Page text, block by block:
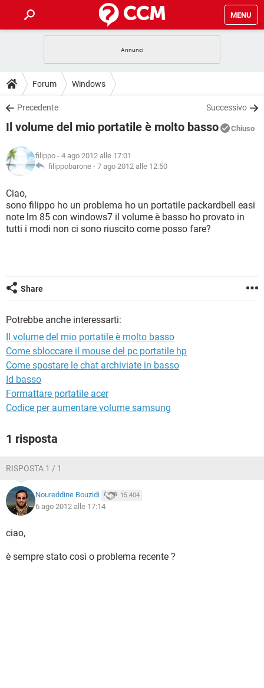
MENU
INTRATTENIMENTO
iOS
INSTAGRAM WHATSAPP
TIKTOK
HARDWARE
GUIDE
COVID-19
INSTAGRAM
TIKTOK
HARDWARE
DOWNLOAD
COVID-19 GAMING
INTRATTENIMENTO
iOS WINDOWS 10
INSTAGRAM
TIKTOK FACEBOOK
HARDWARE
COVID-19
INTRATTENIMENTO
iOS
INSTAGRAM WHATSAPP
GLOSSARIO
COVID-19
INTRATTENIMENTO ANDROID
iOS WINDOWS 10
HARDWARE
Forum Windows
Precedente Successivo
Il volume del mio portatile è molto basso Chiuso
filippo - 4 ago 2012 alle 17:01
filippobarone - 7 ago 2012 alle 12:50
Ciao,
sono filippo ho un problema ho un portatile packardbell easi
note lm 85 con windows7 il volume è basso ho provato in
tutti i modi non ci sono riuscito come posso fare?
Share
Potrebbe anche interessarti:
Il volume del mio portatile è molto basso
Come sbloccare il mouse del pc portatile hp
Come spostare le chat archiviate in basso
Id basso
Formattare portatile acer
Codice per aumentare volume samsung
1 risposta
RISPOSTA 1 / 1
Noureddine Bouzidi 15.404
6 ago 2012 alle 17:14
ciao,
è sempre stato così o problema recente ?